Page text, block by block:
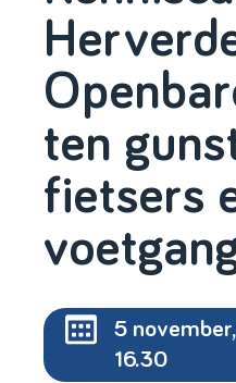
ten
fietsers
5
16.30